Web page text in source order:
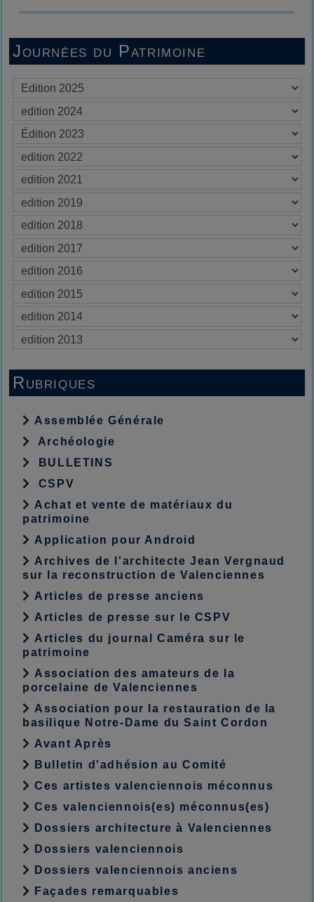
Journées du Patrimoine
Rubriques
Assemblée Générale
Archéologie
BULLETINS
CSPV
Achat et vente de matériaux du
patrimoine
Application pour Android
Archives de l'architecte Jean Vergnaud
sur la reconstruction de Valenciennes
Articles de presse anciens
Articles de presse sur le CSPV
Articles du journal Caméra sur le
patrimoine
Association des amateurs de la
porcelaine de Valenciennes
Association pour la restauration de la
basilique Notre-Dame du Saint Cordon
Avant Après
Bulletin d'adhésion au Comité
Ces artistes valenciennois méconnus
Ces valenciennois(es) méconnus(es)
Dossiers architecture à Valenciennes
Dossiers valenciennois
Dossiers valenciennois anciens
Façades remarquables